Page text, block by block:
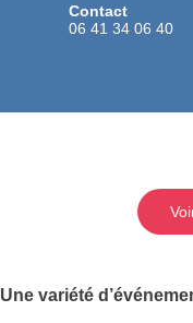
Contact
06 41 34 06 40
Une variété